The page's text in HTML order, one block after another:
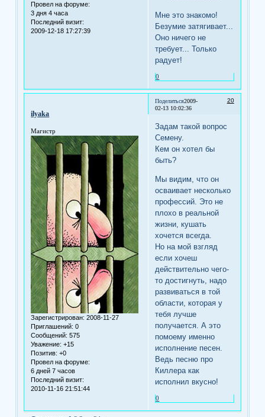
Провел на форуме:
3 дня 4 часа
Последний визит:
2009-12-18 17:27:39
Мне это знакомо!
Безумие затягивает...
Оно ничего не
требует... Только
радует!
0
Поделиться 20
2009-
02-13 10:02:36
ilyaka
Магистр
Зарегистрирован: 2008-11-27
Приглашений: 0
Сообщений: 575
Уважение: +15
Позитив: +0
Провел на форуме:
6 дней 7 часов
Последний визит:
2010-11-16 21:51:44
Задам такой вопрос
Семену.
Кем он хотел бы
быть?
Мы видим, что он
осваивает несколько
профессий. Это не
плохо в реальной
жизни, кушать
хочется всегда.
Но на мой взгляд
если хочеш
действительно чего-
то достигнуть, надо
развиваться в той
области, которая у
тебя лучше
получается. А это
помоему именно
исполнение песен.
Ведь песню про
Киллера как
исполнил вкусно!
0